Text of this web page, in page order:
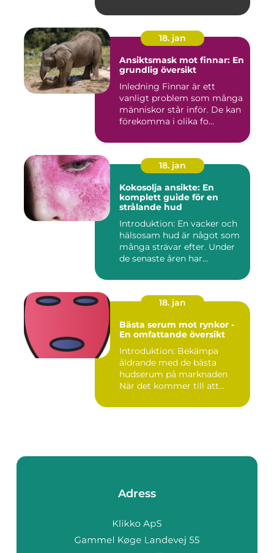
18. jan
Ansiktsmask mot finnar: En
grundlig översikt
Inledning Finnar är ett
vanligt problem som många
människor står inför. De kan
förekomma i olika fo...
18. jan
Kokosolja ansikte: En
komplett guide för en
strålande hud
Introduktion: En vacker och
hälsosam hud är något som
många strävar efter. Under
de senaste åren har...
18. jan
Bästa serum mot rynkor -
En omfattande översikt
Introduktion: Bekämpa
åldrande med de bästa
hudserum på marknaden
När det kommer till att
Adress